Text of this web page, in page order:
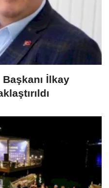
İlkay